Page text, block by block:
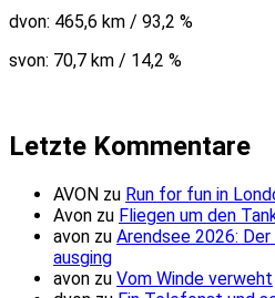
dvon: 465,6 km / 93,2 %
svon: 70,7 km / 14,2 %
Letzte Kommentare
AVON zu Run for fun in
Avon zu Fliegen um den
avon zu Arendsee 2026:
ausging
avon zu Vom Winde verweht